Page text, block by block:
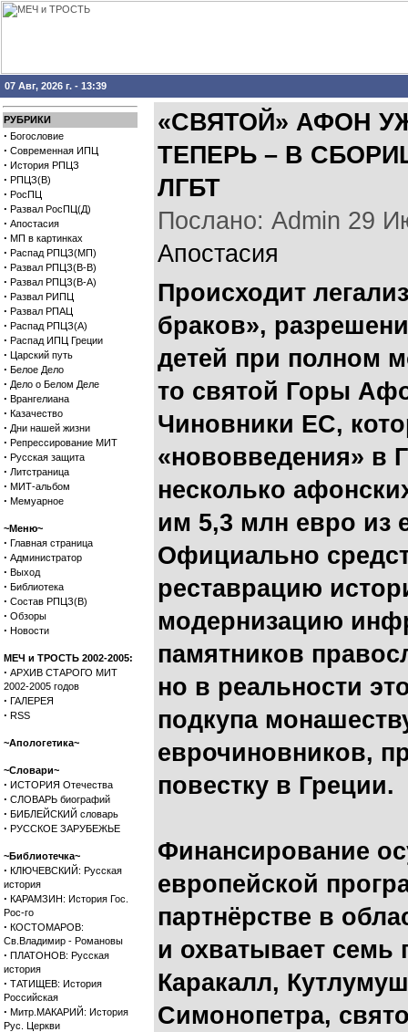
07 Авг, 2026 г. - 13:39
РУБРИКИ
· Богословие
· Современная ИПЦ
· История РПЦЗ
· РПЦЗ(В)
· РосПЦ
· Развал РосПЦ(Д)
· Апостасия
· МП в картинках
· Распад РПЦЗ(МП)
· Развал РПЦЗ(В-В)
· Развал РПЦЗ(В-А)
· Развал РИПЦ
· Развал РПАЦ
· Распад РПЦЗ(А)
· Распад ИПЦ Греции
· Царский путь
· Белое Дело
· Дело о Белом Деле
· Врангелиана
· Казачество
· Дни нашей жизни
· Репрессирование МИТ
· Русская защита
· Литстраница
· МИТ-альбом
· Мемуарное
~Меню~
· Главная страница
· Администратор
· Выход
· Библиотека
· Состав РПЦЗ(В)
· Обзоры
· Новости
МЕЧ и ТРОСТЬ 2002-2005:
· АРХИВ СТАРОГО МИТ
2002-2005 годов
· ГАЛЕРЕЯ
· RSS
~Апологетика~
~Словари~
· ИСТОРИЯ Отечества
· СЛОВАРЬ биографий
· БИБЛЕЙСКИЙ словарь
· РУССКОЕ ЗАРУБЕЖЬЕ
~Библиотечка~
· КЛЮЧЕВСКИЙ: Русская
история
· КАРАМЗИН: История Гос.
Рос-го
· КОСТОМАРОВ:
Св.Владимир - Романовы
· ПЛАТОНОВ: Русская
история
· ТАТИЩЕВ: История
Российская
· Митр.МАКАРИЙ: История
Рус. Церкви
«СВЯТОЙ» АФОН
ТЕПЕРЬ – В
ЛГБТ
Послано: Admin 29
Апостасия
Происходит
браков»,
детей при полном
то святой Горы
Чиновники ЕС,
«нововведения» в
несколько
им 5,3 млн евро из
Официально
реставрацию
модернизацию
памятников
но в реальности
подкупа
еврочиновников,
повестку в Греции.
Финансирование
европейской
партнёрстве в
и охватывает семь
Каракалл,
Симонопетра,